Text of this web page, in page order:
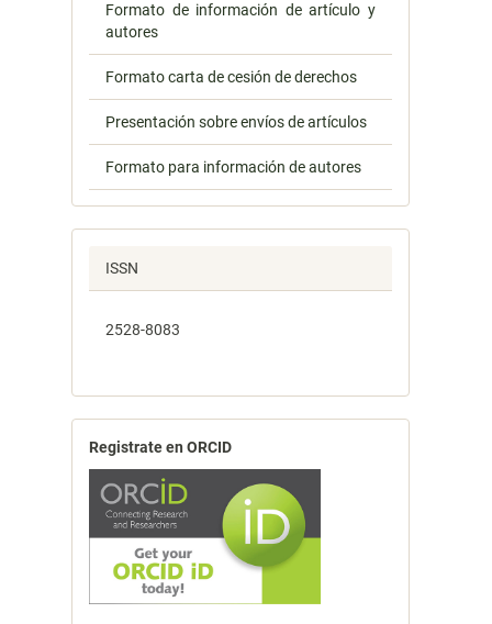
Formato de información de artículo y
autores
Formato carta de cesión de derechos
Presentación sobre envíos de artículos
Formato para información de autores
ISSN
2528-8083
Registrate en ORCID